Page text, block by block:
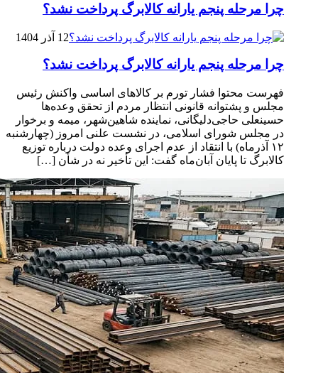
چرا مرحله پنجم یارانه کالابرگ پرداخت نشد؟
12 آذر 1404
چرا مرحله پنجم یارانه کالابرگ پرداخت نشد؟
فهرست محتوا فشار تورم بر کالاهای اساسی واکنش رئیس
مجلس و پشتوانه قانونی انتظار مردم از تحقق وعده‌ها
حسینعلی حاجی‌دلیگانی، نماینده شاهین‌شهر، میمه و برخوار
در مجلس شورای اسلامی، در نشست علنی امروز (چهارشنبه
۱۲ آذرماه) با انتقاد از عدم اجرای وعده دولت درباره توزیع
کالابرگ تا پایان آبان‌ماه گفت: این تأخیر نه در شأن […]